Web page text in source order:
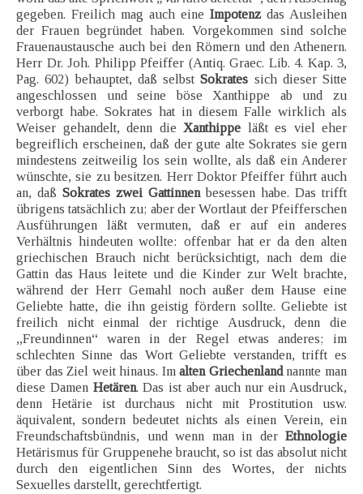
gegeben. Freilich mag auch eine Impotenzdas Ausleihen
der Frauen begründet haben. Vorgekommen sind solche
Frauenaustausche auch bei den Römern und den Athenern.
Herr Dr. Joh. Philipp Pfeiffer (Antiq. Graec. Lib. 4. Kap. 3,
Pag. 602) behauptet, daß selbstSokrates sich dieser Sitte
angeschlossen und seine böse Xanthippe ab und zu
verborgt habe. Sokrates hat in diesem Falle wirklich als
Weiser gehandelt, denn die Xanthippe läßt es viel eher
begreiflich erscheinen, daß der gute alte Sokrates sie gern
mindestens zeitweilig los sein wollte, als daß ein Anderer
wünschte, sie zu besitzen. Herr Doktor Pfeiffer führt auch
an, daß Sokrates zwei Gattinnenbesessen habe. Das trifft
übrigens tatsächlich zu; aber der Wortlaut der Pfeifferschen
Ausführungen läßt vermuten, daß er auf ein anderes
Verhältnis hindeuten wollte: offenbar hat er da den alten
griechischen Brauch nicht berücksichtigt, nach dem die
Gattin das Haus leitete und die Kinder zur Welt brachte,
während der Herr Gemahl noch außer dem Hause eine
Geliebte hatte, die ihn geistig fördern sollte. Geliebte ist
freilich nicht einmal der richtige Ausdruck, denn die
„Freundinnen“ waren in der Regel etwas anderes; im
schlechten Sinne das Wort Geliebte verstanden, trifft es
über das Ziel weit hinaus. Imalten Griechenlandnannte man
diese Damen Hetären. Das ist aber auch nur ein Ausdruck,
denn Hetärie ist durchaus nicht mit Prostitution usw.
äquivalent, sondern bedeutet nichts als einen Verein, ein
Freundschaftsbündnis, und wenn man in der Ethnologie
Hetärismus für Gruppenehe braucht, so ist das absolut nicht
durch den eigentlichen Sinn des Wortes, der nichts
Sexuelles darstellt, gerechtfertigt.